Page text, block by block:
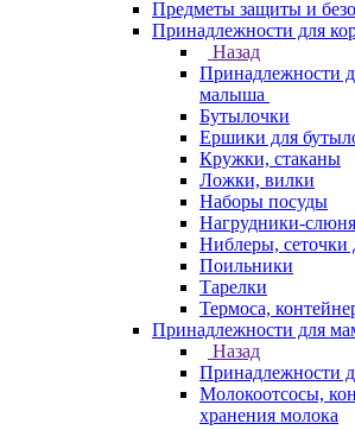
Предметы защиты и
Принадлежности для
Назад
Принадлежности
малыша
Бутылочки
Ершики для
Кружки, стаканы
Ложки, вилки
Наборы посуды
Нагрудники-
Ниблеры, сеточки
Поильники
Тарелки
Термоса,
Принадлежности для
Назад
Принадлежности
Молокоотсосы,
хранения молока